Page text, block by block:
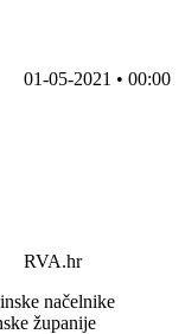
01-05-2021 • 00:00
RVA.hr
načelnike
županije